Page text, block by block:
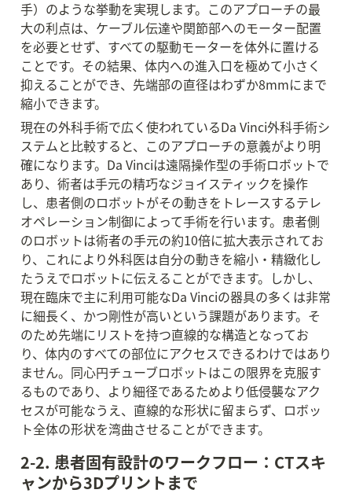
手）のような挙動を実現します。このアプローチの最
大の利点は、ケーブル伝達や関節部へのモーター配置
を必要とせず、すべての駆動モーターを体外に置ける
ことです。その結果、体内への進入口を極めて小さく
抑えることができ、先端部の直径はわずか8mmにまで
縮小できます。
現在の外科手術で広く使われているDa Vinci外科手術シ
ステムと比較すると、このアプローチの意義がより明
確になります。Da Vinciは遠隔操作型の手術ロボットで
あり、術者は手元の精巧なジョイスティックを操作
し、患者側のロボットがその動きをトレースするテレ
オペレーション制御によって手術を行います。患者側
のロボットは術者の手元の約10倍に拡大表示されてお
り、これにより外科医は自分の動きを縮小・精緻化し
たうえでロボットに伝えることができます。しかし、
現在臨床で主に利用可能なDa Vinciの器具の多くは非常
に細長く、かつ剛性が高いという課題があります。そ
のため先端にリストを持つ直線的な構造となってお
り、体内のすべての部位にアクセスできるわけではあり
ません。同心円チューブロボットはこの限界を克服す
るものであり、より細径であるためより低侵襲なアク
セスが可能なうえ、直線的な形状に留まらず、ロボッ
ト全体の形状を湾曲させることができます。
2-2. 患者固有設計のワークフロー：CTスキ
ャンから3Dプリントまで